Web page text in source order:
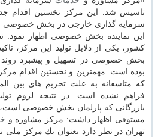
تاسیس شد. این مركز نخستین اقدام
سرمایه گذاری خارجی در بخش خصوصی
این نماینده بخش خصوصی اظهار نمود:
كشور، یكی از دلایل تولید این مركز،
بخش خصوصی در تسهیل و پیشبرد روند
بوده است. مهمترین و نخستین اقدام
كه متاسفانه به علت تحریم های بین
فراهم نشده است. در نتیجه لزوم
بازرگانی كه پارلمان بخش خصوصی
مستوفی اظهار داشت: مركز مشاوره و
تهران در نظر دارد بعنوان یك مركز